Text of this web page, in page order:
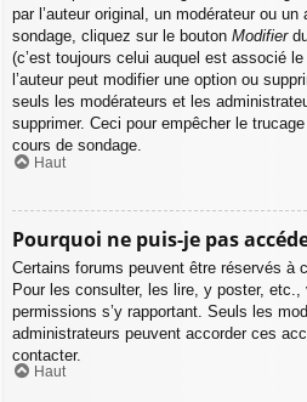
par l’auteur original, un modérateur ou
sondage, cliquez sur le bouton Modifier
(c’est toujours celui auquel est associé
l’auteur peut modifier une option ou
seuls les modérateurs et les
supprimer. Ceci pour empêcher le
cours de sondage.
Haut
Pourquoi ne puis-je pas
Certains forums peuvent être réservés à
Pour les consulter, les lire, y poster,
permissions s’y rapportant. Seuls les
administrateurs peuvent accorder ces
contacter.
Haut